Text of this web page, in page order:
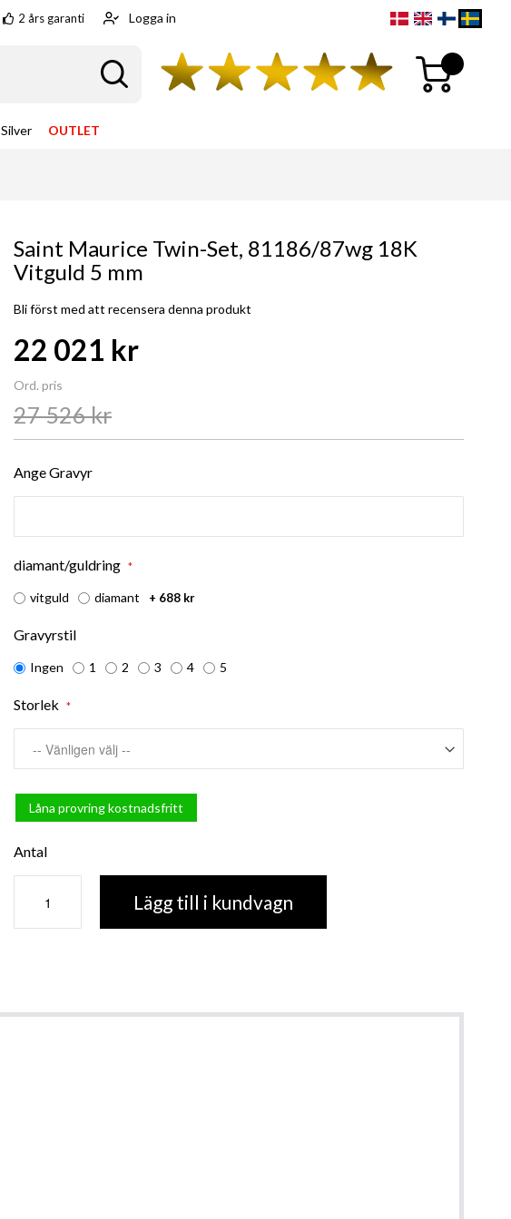
2 års garanti Logga in
Min kundvagn
Silver OUTLET
Saint Maurice Twin-Set, 81186/87wg 18K
Vitguld 5 mm
Bli först med att recensera denna produkt
Special
22 021 kr
Ord. pris
27 526 kr
Ange Gravyr
diamant/guldring
vitguld diamant + 688 kr
Gravyrstil
Ingen 1 2 3 4 5
Storlek
Låna provring kostnadsfritt
Antal
Lägg till i kundvagn